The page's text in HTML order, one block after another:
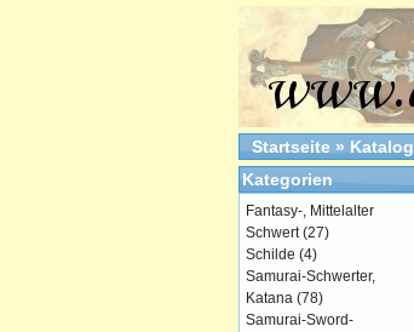
Startseite » Katalog
Kategorien
Fantasy-, Mittelalter
Schwert(27)
Schilde (4)
Samurai-Schwerter,
Katana (78)
Samurai-Sword-